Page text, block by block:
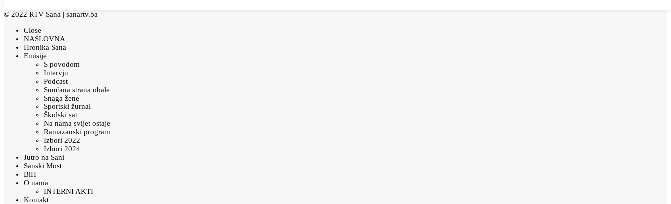
© 2022 RTV Sana | sanartv.ba
Close
NASLOVNA
Hronika Sana
Emisije
S povodom
Intervju
Podcast
Sunčana strana obale
Snaga žene
Sportski žurnal
Školski sat
Na nama svijet ostaje
Ramazanski program
Izbori 2022
Izbori 2024
Jutro na Sani
Sanski Most
BiH
O nama
INTERNI AKTI
Kontakt